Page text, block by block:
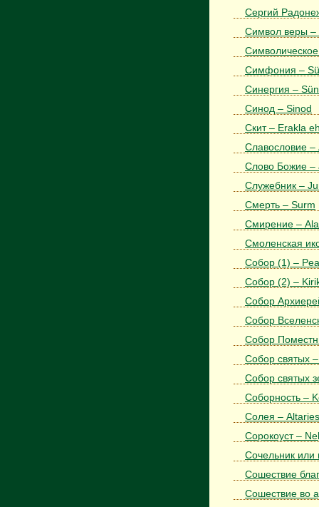
Сергий
Символ веры –
Симфония –
Синергия –
Синод – Sinod
Скит – Erakla
Славословие –
Слово Божие –
Служебник –
Смерть – Surm
Смирение –
Смоленская
Собор (1) –
Собор (2) –
Собор
Собор
Собор
Собор святых
Собор святых
Соборность –
Солея –
Сорокоуст –
Сочельник или
Сошествие
Сошествие во